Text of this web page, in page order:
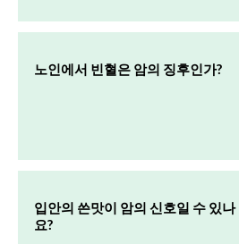
노인에서 빈혈은 암의 징후인가?
입안의 쓴맛이 암의 신호일 수 있나
요?